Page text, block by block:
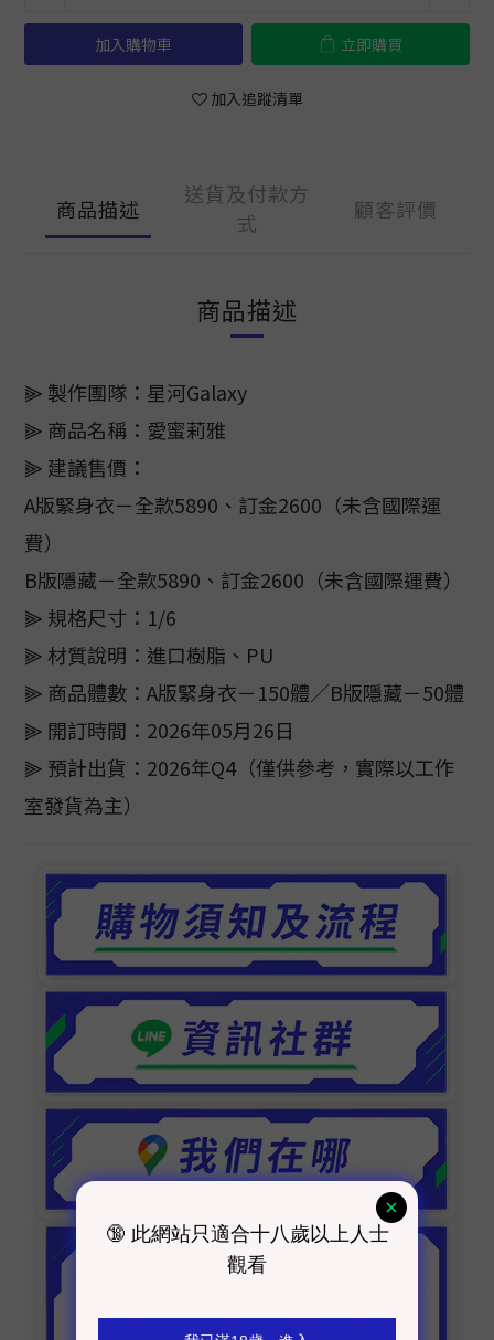
加入購物車 立即購買
加入追蹤清單
商品描述
送貨及付款方
式
顧客評價
商品描述
⫸ 製作團隊：星河Galaxy
⫸ 商品名稱：愛蜜莉雅
⫸ 建議售價：
A版緊身衣－全款5890、訂金2600（未含國際運
費）
B版隱藏－全款5890、訂金2600（未含國際運費）
⫸ 規格尺寸：1/6
⫸ 材質說明：進口樹脂、PU
⫸ 商品體數：A版緊身衣－150體／B版隱藏－50體
⫸ 開訂時間：2026年05月26日
⫸ 預計出貨：2026年Q4（僅供參考，實際以工作
室發貨為主）